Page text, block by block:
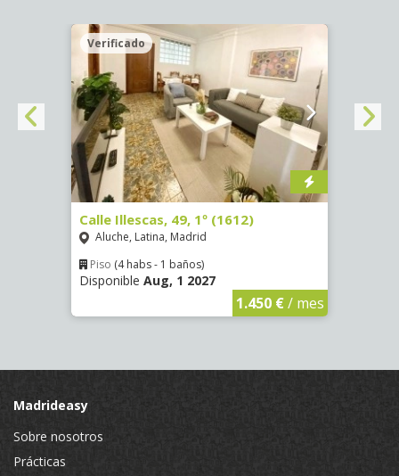
Verificado
Calle Illescas, 49, 1º (1612)
Aluche, Latina, Madrid
Piso (4 habs - 1 baños)
Disponible Aug, 1 2027
1.450 €/ mes
Madrideasy
Sobre nosotros
Prácticas